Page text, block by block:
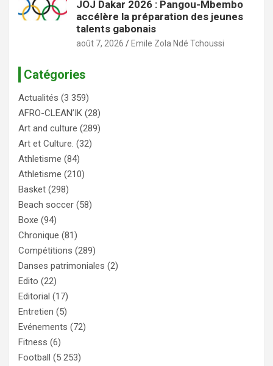
JOJ Dakar 2026 : Pangou-Mbembo
accélère la préparation des jeunes
talents gabonais
août 7, 2026 Emile Zola Ndé Tchoussi
Catégories
Actualités (3 359)
AFRO-CLEAN’IK (28)
Art and culture (289)
Art et Culture. (32)
Athletisme (84)
Athletisme (210)
Basket (298)
Beach soccer (58)
Boxe (94)
Chronique (81)
Compétitions (289)
Danses patrimoniales (2)
Edito (22)
Editorial (17)
Entretien (5)
Evénements (72)
Fitness (6)
Football (5 253)